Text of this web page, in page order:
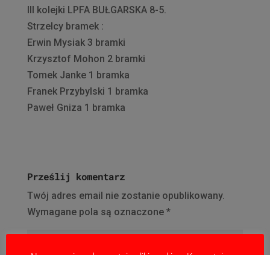
III kolejki LPFA BUŁGARSKA 8-5.
Strzelcy bramek :
Erwin Mysiak 3 bramki
Krzysztof Mohon 2 bramki
Tomek Janke 1 bramka
Franek Przybylski 1 bramka
Paweł Gniza 1 bramka
Prześlij komentarz
Twój adres email nie zostanie opublikowany.
Wymagane pola są oznaczone *